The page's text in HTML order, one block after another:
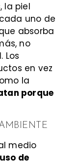
la piel
uno de
absorba
no
Los
en vez
la
porque
medio
de